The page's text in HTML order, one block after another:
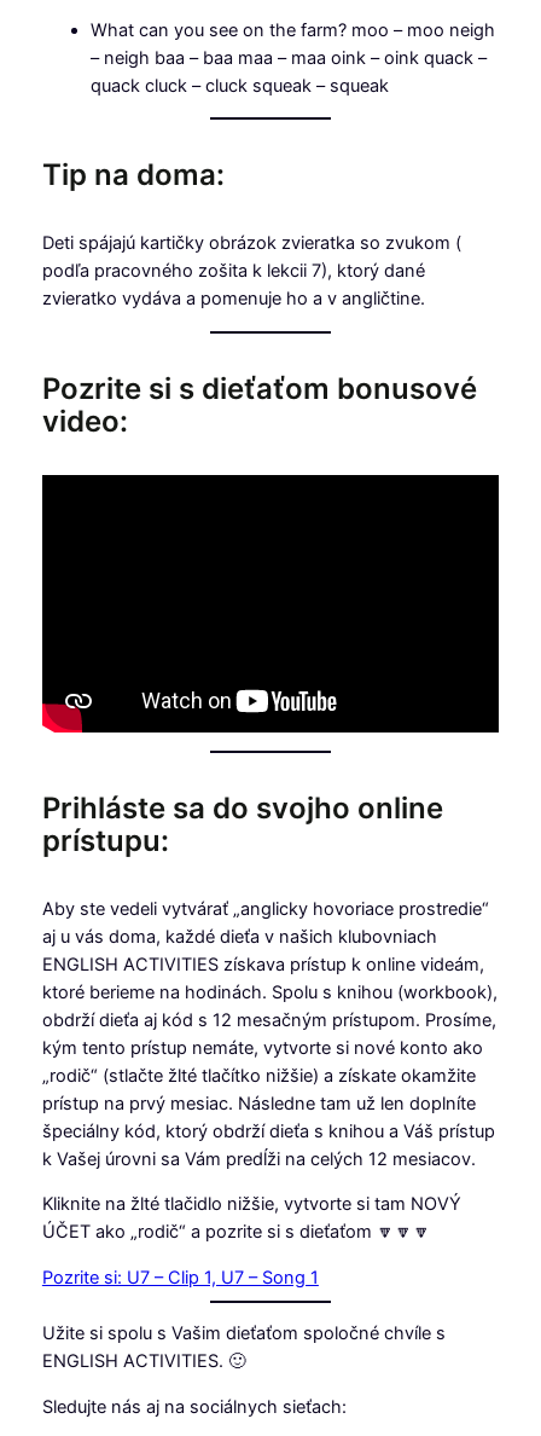
What can you see on the farm? moo – moo neigh
– neigh baa – baa maa – maa oink – oink quack –
quack cluck – cluck squeak – squeak
Tip na doma:
Deti spájajú kartičky obrázok zvieratka so zvukom (
podľa pracovného zošita k lekcii 7), ktorý dané
zvieratko vydáva a pomenuje ho a v angličtine.
Pozrite si s dieťaťom bonusové
video:
Prihláste sa do svojho online
prístupu:
Aby ste vedeli vytvárať „anglicky hovoriace prostredie“
aj u vás doma, každé dieťa v našich klubovniach
ENGLISH ACTIVITIES získava prístup k online videám,
ktoré berieme na hodinách. Spolu s knihou (workbook),
obdrží dieťa aj kód s 12 mesačným prístupom. Prosíme,
kým tento prístup nemáte, vytvorte si nové konto ako
„rodič“ (stlačte žlté tlačítko nižšie) a získate okamžite
prístup na prvý mesiac. Následne tam už len doplníte
špeciálny kód, ktorý obdrží dieťa s knihou a Váš prístup
k Vašej úrovni sa Vám predĺži na celých 12 mesiacov.
Kliknite na žlté tlačidlo nižšie, vytvorte si tam NOVÝ
ÚČET ako „rodič“ a pozrite si s dieťaťom 🔽🔽🔽
Pozrite si: U7 – Clip 1, U7 – Song 1
Užite si spolu s Vašim dieťaťom spoločné chvíle s
ENGLISH ACTIVITIES. 🙂
Sledujte nás aj na sociálnych sieťach: